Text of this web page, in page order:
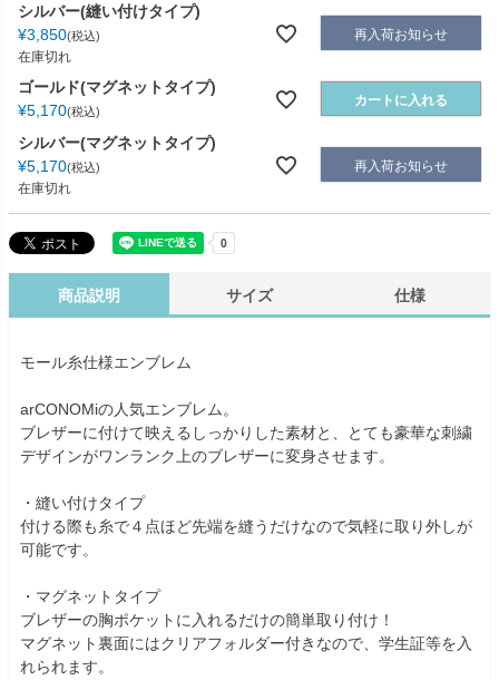
シルバー(縫い付けタイプ)
¥3,850 税込
在庫切れ
再入荷お知らせ
ゴールド(マグネットタイプ)
¥5,170 税込
カートに入れる
シルバー(マグネットタイプ)
¥5,170 税込
在庫切れ
再入荷お知らせ
商品説明 サイズ 仕様
モール糸仕様エンブレム
arCONOMiの人気エンブレム。
ブレザーに付けて映えるしっかりした素材と、とても豪華な刺繍
デザインがワンランク上のブレザーに変身させます。
・縫い付けタイプ
付ける際も糸で４点ほど先端を縫うだけなので気軽に取り外しが
可能です。
・マグネットタイプ
ブレザーの胸ポケットに入れるだけの簡単取り付け！
マグネット裏面にはクリアフォルダー付きなので、学生証等を入
れられます。